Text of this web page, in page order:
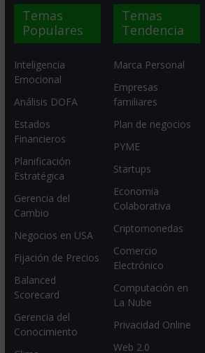
Temas
Populares
Inteligencia
Emocional
Análisis DOFA
Estados
Financieros
Planificación
Estratégica
Gerencia del
Cambio
Negocios en USA
Fijación de Precios
Balanced
Scorecard
Gerencia del
Conocimiento
Temas
Tendencia
Marca Personal
Empresas
familiares
Plan de negocios
PYME
Startups
Economia
Colaborativa
Criptomonedas
Comercio
Electrónico
Computación en
La Nube
Privacidad Online
Web 2.0